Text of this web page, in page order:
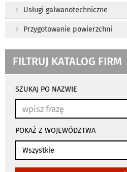
Usługi galwanotechniczne
Przygotowanie powierzchni
FILTRUJ KATALOG FIRM
wyszukiwania
automatycznie
SZUKAJ PO NAZWIE
POKAŻ Z WOJEWÓDZTWA